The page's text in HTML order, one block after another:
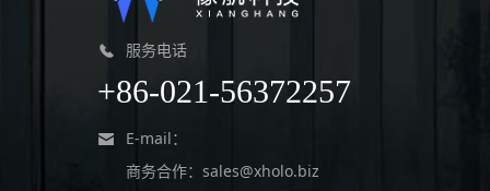
服务电话
+86-021-56372257
E-mail：
商务合作： sales@xholo.biz